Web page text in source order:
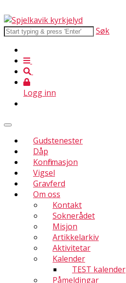
Søk
Logg inn
Gudstenester
Dåp
Konfirmasjon
Vigsel
Gravferd
Om oss
Kontakt
Soknerådet
Misjon
Artikkelarkiv
Aktivitetar
Kalender
TEST kalender
Påmeldingar